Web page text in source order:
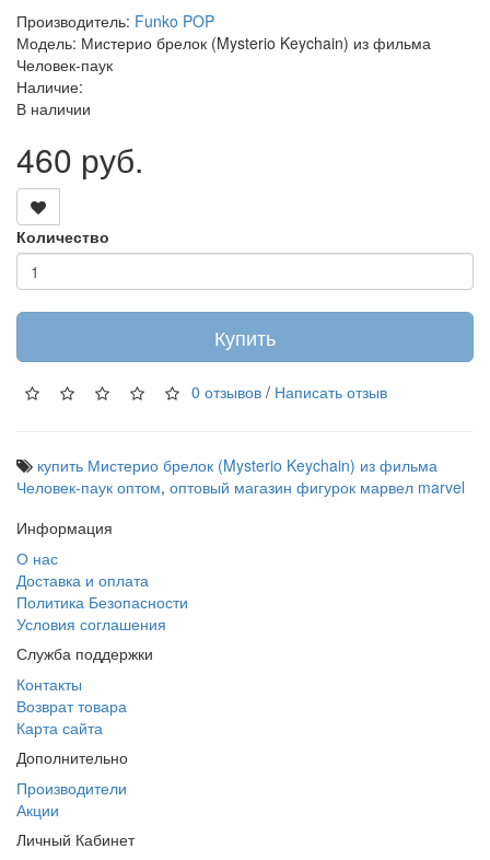
Производитель: Funko POP
Модель: Мистерио брелок (Mysterio Keychain) из фильма
Человек-паук
Наличие:
В наличии
460 руб.
Количество
Купить
0 отзывов / Написать отзыв
купить Мистерио брелок (Mysterio Keychain) из фильма
Человек-паук оптом, оптовый магазин фигурок марвел marvel
Информация
О нас
Доставка и оплата
Политика Безопасности
Условия соглашения
Служба поддержки
Контакты
Возврат товара
Карта сайта
Дополнительно
Производители
Акции
Личный Кабинет